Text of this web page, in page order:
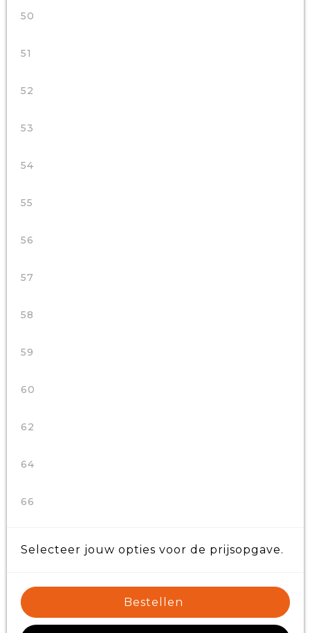
50
51
52
53
54
55
56
57
58
59
60
62
64
66
Selecteer jouw opties voor de prijsopgave.
Bestellen